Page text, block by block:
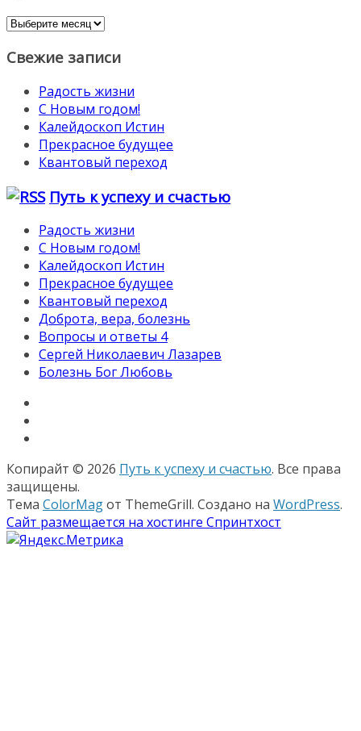
Архивы
Свежие записи
Радость жизни
С Новым годом!
Калейдоскоп Истин
Прекрасное будущее
Квантовый переход
Путь к успеху и счастью
Радость жизни
С Новым годом!
Калейдоскоп Истин
Прекрасное будущее
Квантовый переход
Доброта, вера, болезнь
Вопросы и ответы 4
Сергей Николаевич Лазарев
Болезнь Бог Любовь
Копирайт © 2026 Путь к успеху и счастью. Все права
защищены.
Тема ColorMagот ThemeGrill. Создано на WordPress.
Сайт размещается на хостинге Спринтхост